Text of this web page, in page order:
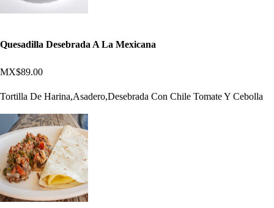
Quesadilla Desebrada A La Mexicana
MX$89.00
Tortilla De Harina,Asadero,Desebrada Con Chile Tomate Y Cebolla